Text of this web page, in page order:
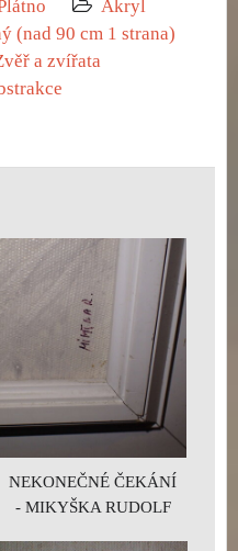
Akryl
(nad 90 cm 1 strana)
a zvířata
NEKONEČNÉ ČEKÁNÍ
- MIKYŠKA RUDOLF